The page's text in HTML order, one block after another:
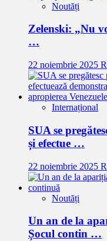
Noutăți
Zelenski: „Nu
…
22 noiembrie 2025
Internațional
SUA se
și efectue …
22 noiembrie 2025
Noutăți
Un an de la
Șocul contin …